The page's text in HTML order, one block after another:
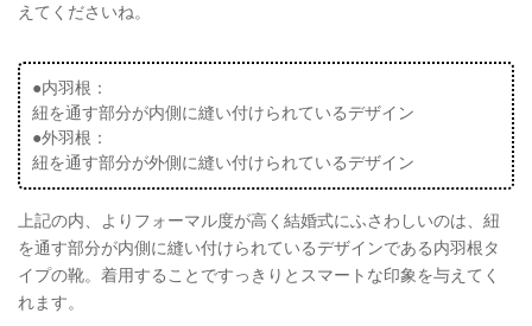
えてくださいね。
●内羽根：
紐を通す部分が内側に縫い付けられているデザイン
●外羽根：
紐を通す部分が外側に縫い付けられているデザイン
上記の内、よりフォーマル度が高く結婚式にふさわしいのは、紐
を通す部分が内側に縫い付けられているデザインである内羽根タ
イプの靴。着用することですっきりとスマートな印象を与えてく
れます。